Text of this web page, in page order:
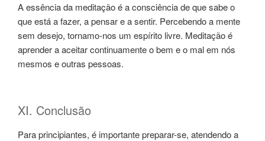
A essência da meditação é a consciência de que sabe o
que está a fazer, a pensar e a sentir. Percebendo a mente
sem desejo, tornamo-nos um espírito livre. Meditação é
aprender a aceitar continuamente o bem e o mal em nós
mesmos e outras pessoas.
XI. Conclusão
Para principiantes, é importante preparar-se, atendendo a